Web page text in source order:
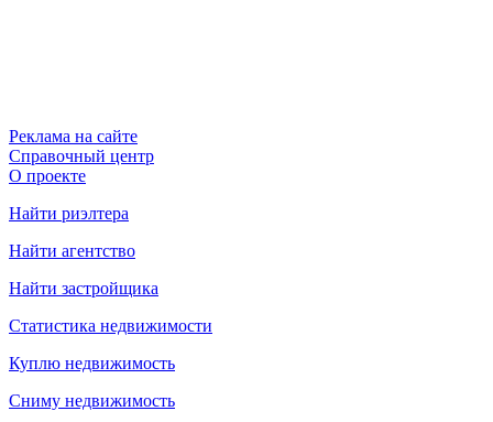
Реклама на сайте
Справочный центр
О проекте
Найти риэлтера
Найти агентство
Найти застройщика
Статистика недвижимости
Куплю недвижимость
Сниму недвижимость